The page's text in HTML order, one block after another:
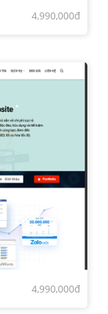
4,990,000đ
4,990,000đ